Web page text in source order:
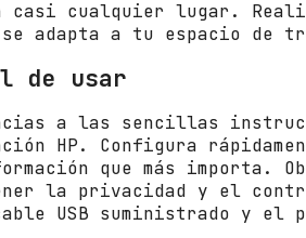
x
/
B
l
n
c
a
c
casi cualquier lugar.
se adapta a tu espacio de
de usar
a las sencillas
HP. Configura
que más importa.
la privacidad y el
USB suministrado y el